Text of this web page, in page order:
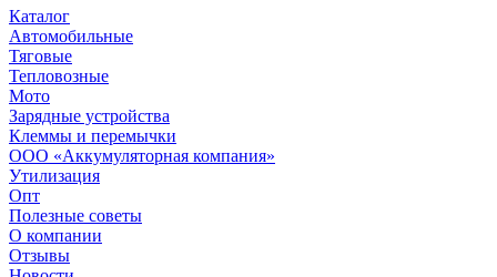
Каталог
Автомобильные
Тяговые
Тепловозные
Мото
Зарядные устройства
Клеммы и перемычки
ООО «Аккумуляторная компания»
Утилизация
Опт
Полезные советы
О компании
Отзывы